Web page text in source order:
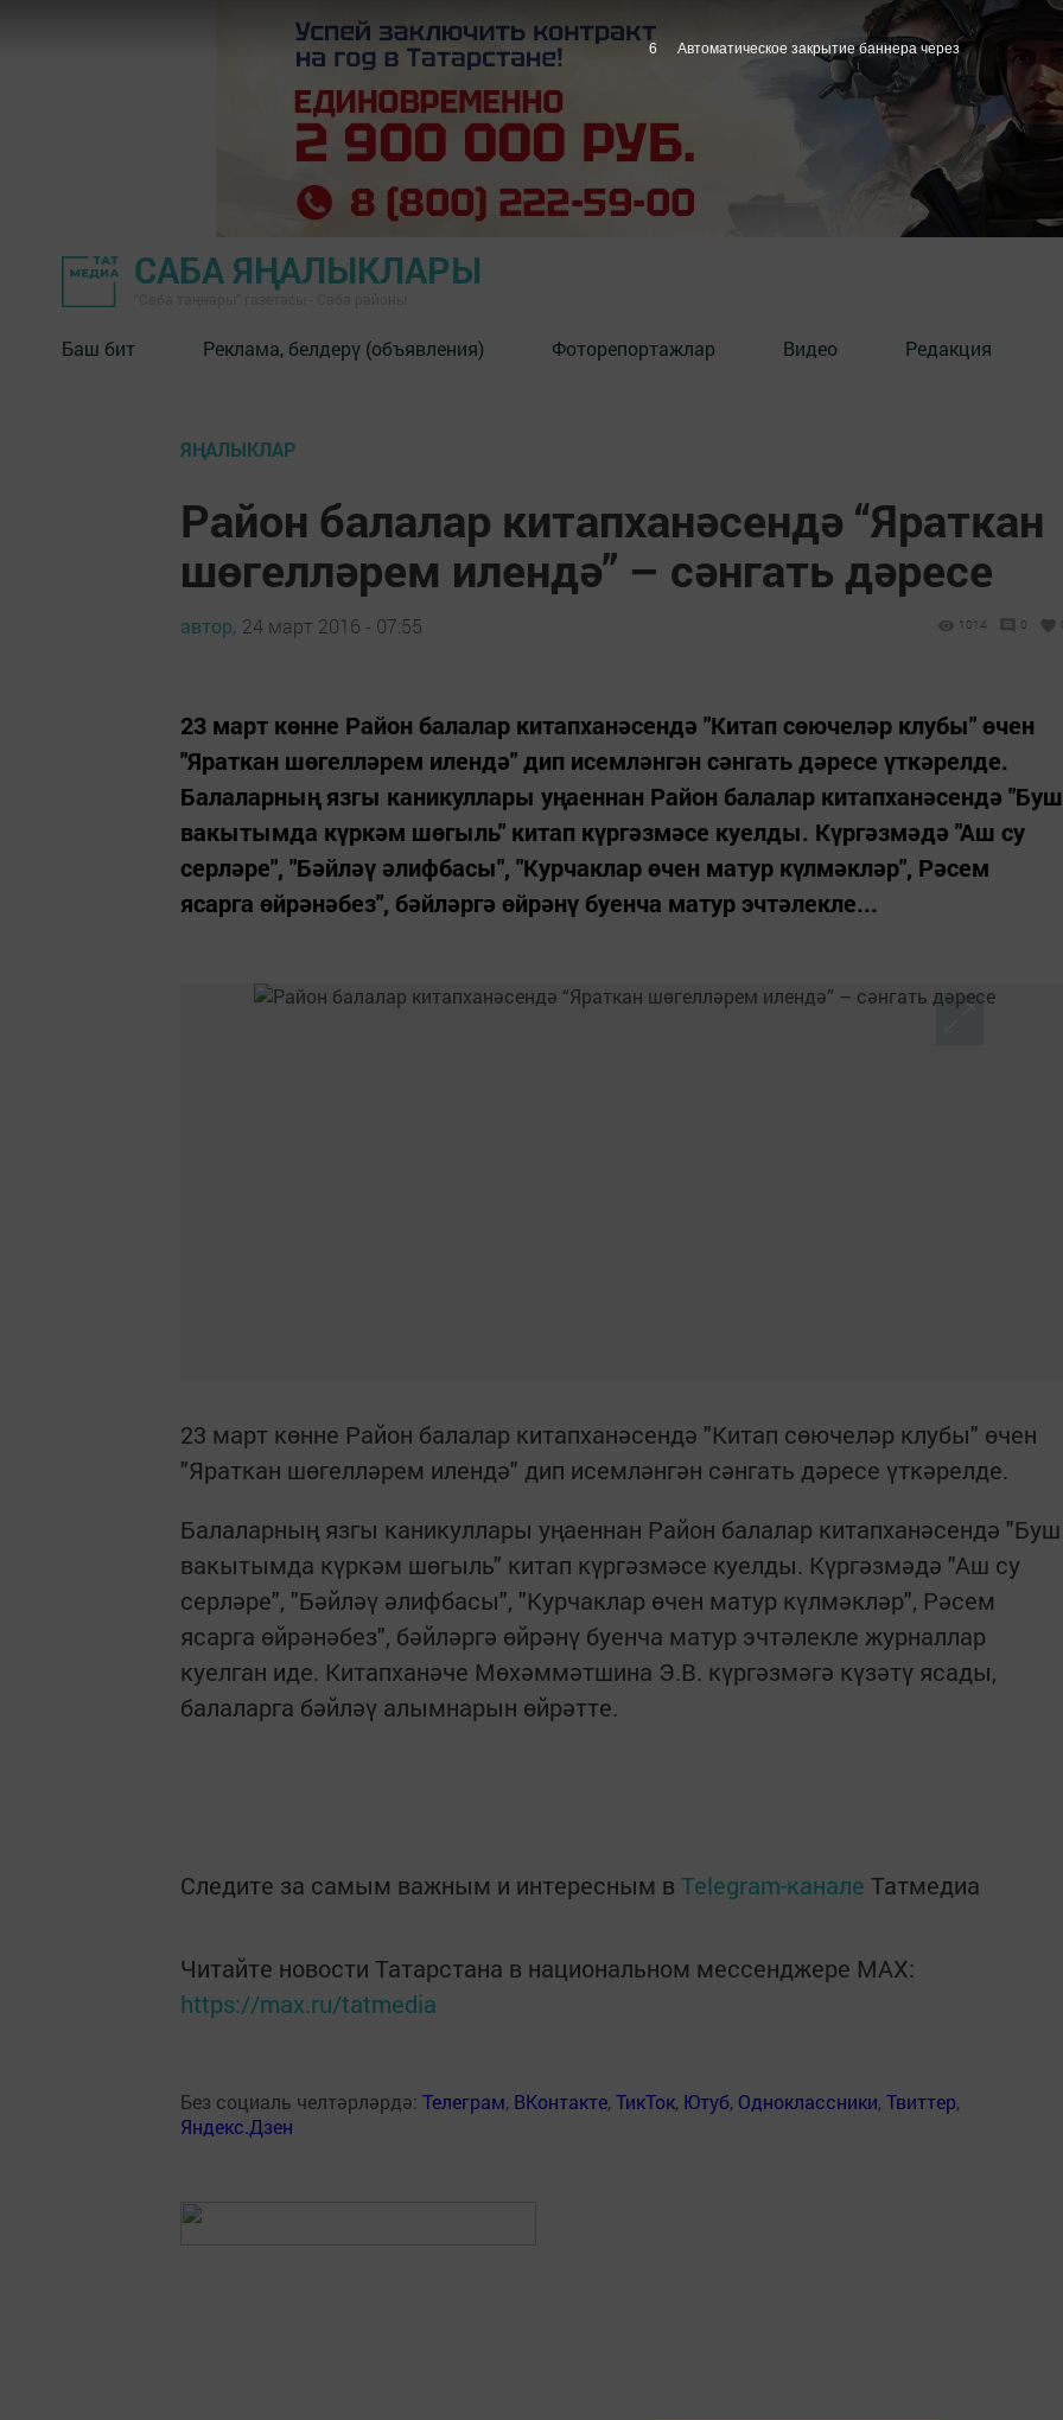
САБА ЯҢАЛЫКЛАРЫ
Баш бит Реклама, белдерү (объявления) Фоторепортажлар Видео Редакция
ЯҢАЛЫКЛАР
Район балалар китапханәсендә “Яраткан
шөгелләрем илендә” – сәнгать дәресе
автор, 24 март 2016 - 07:55 1014 0
23 март көнне Район балалар китапханәсендә "Китап сөючеләр клубы" өчен
"Яраткан шөгелләрем илендә" дип исемләнгән сәнгать дәресе үткәрелде.
Балаларның язгы каникуллары уңаеннан Район балалар китапханәсендә "Буш
вакытымда күркәм шөгыль" китап күргәзмәсе куелды. Күргәзмәдә "Аш су
серләре", "Бәйләү әлифбасы", "Курчаклар өчен матур күлмәкләр", Рәсем
ясарга өйрәнәбез", бәйләргә өйрәнү буенча матур эчтәлекле...
23 март көнне Район балалар китапханәсендә "Китап сөючеләр клубы" өчен
"Яраткан шөгелләрем илендә" дип исемләнгән сәнгать дәресе үткәрелде.
Балаларның язгы каникуллары уңаеннан Район балалар китапханәсендә "Буш
вакытымда күркәм шөгыль" китап күргәзмәсе куелды. Күргәзмәдә "Аш су
серләре", "Бәйләү әлифбасы", "Курчаклар өчен матур күлмәкләр", Рәсем
ясарга өйрәнәбез", бәйләргә өйрәнү буенча матур эчтәлекле журналлар
куелган иде. Китапханәче Мөхәммәтшина Э.В. күргәзмәгә күзәтү ясады,
балаларга бәйләү алымнарын өйрәтте.
Следите за самым важным и интересным в Telegram-канале Татмедиа
Читайте новости Татарстана в национальном мессенджере MАХ:
https://max.ru/tatmedia
Без социаль челтәрләрдә: Телеграм, ВКонтакте,ТикТок, Ютуб, Одноклассники,Твиттер,
Яндекс.Дзен
5 Автоматическое закрытие баннера через